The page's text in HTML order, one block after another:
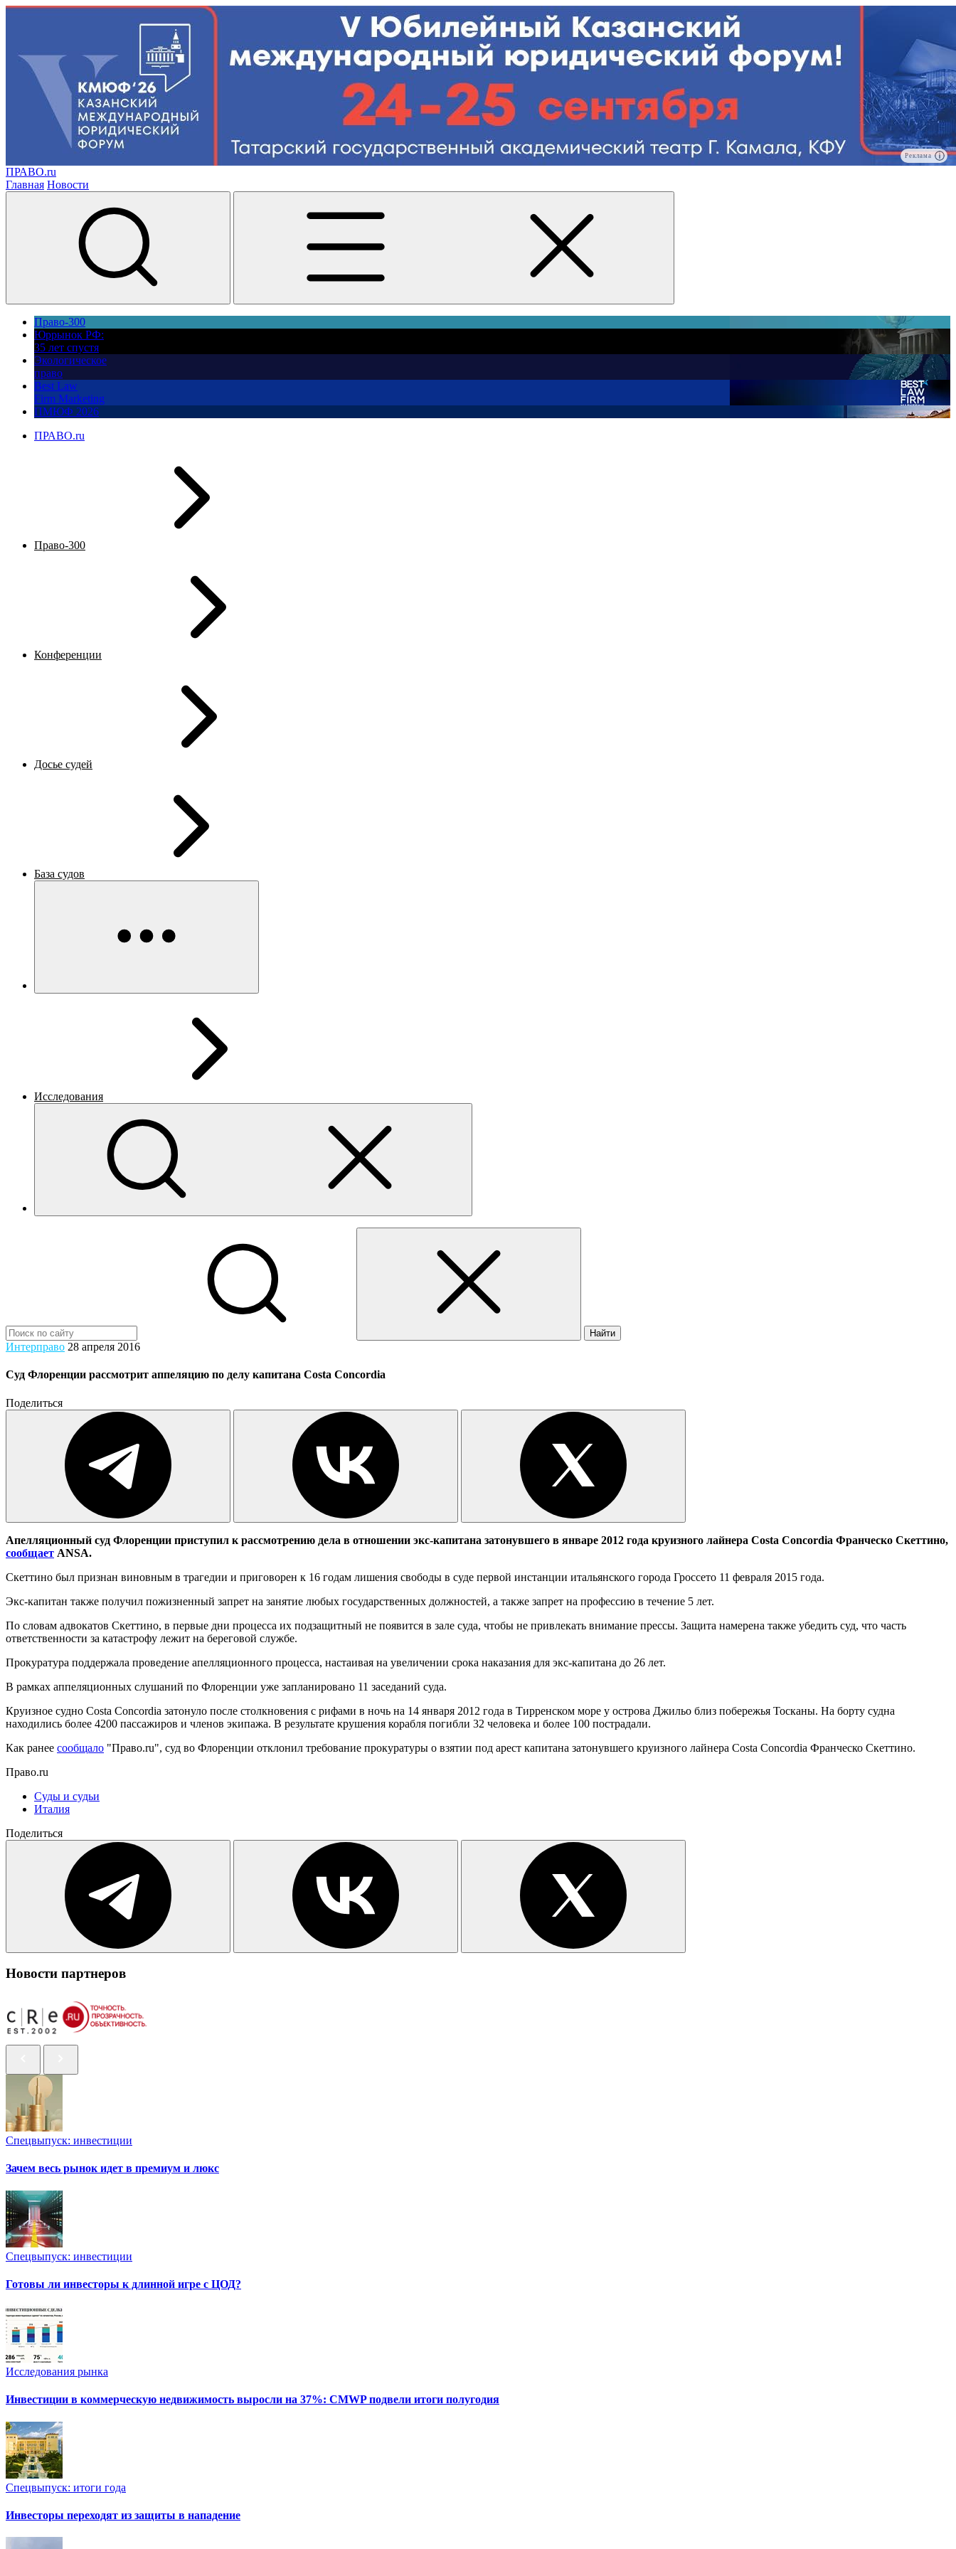
Реклама
ПРАВО.ru
Главная Новости
Право-300
Юррынок РФ:
35 лет спустя
Экологическое
право
Best Law
Firm Marketing
ПМЮФ 2026
ПРАВО.ru
Право-300
Конференции
Досье судей
База судов
Исследования
Найти
Интерправо 28 апреля 2016
Суд Флоренции рассмотрит аппеляцию по делу капитана Costa Concordia
Поделиться
Апелляционный суд Флоренции приступил к рассмотрению дела в отношении экс-капитана затонувшего в январе 2012 года круизного лайнера Costa Concordia Франческо Скеттино,
сообщает ANSA.
Скеттино был признан виновным в трагедии и приговорен к 16 годам лишения свободы в суде первой инстанции итальянского города Гроссето 11 февраля 2015 года.
Экс-капитан также получил пожизненный запрет на занятие любых государственных должностей, а также запрет на профессию в течение 5 лет.
По словам адвокатов Скеттино, в первые дни процесса их подзащитный не появится в зале суда, чтобы не привлекать внимание прессы. Защита намерена также убедить суд, что часть
ответственности за катастрофу лежит на береговой службе.
Прокуратура поддержала проведение апелляционного процесса, настаивая на увеличении срока наказания для экс-капитана до 26 лет.
В рамках аппеляционных слушаний по Флоренции уже запланировано 11 заседаний суда.
Круизное судно Costa Concordia затонуло после столкновения с рифами в ночь на 14 января 2012 года в Тирренском море у острова Джильо близ побережья Тосканы. На борту судна
находились более 4200 пассажиров и членов экипажа. В результате крушения корабля погибли 32 человека и более 100 пострадали.
Как ранее сообщало "Право.ru", суд во Флоренции отклонил требование прокуратуры о взятии под арест капитана затонувшего круизного лайнера Costa Concordia Франческо Скеттино.
Право.ru
Суды и судьи
Италия
Поделиться
Новости партнеров
Спецвыпуск: инвестиции
Зачем весь рынок идет в премиум и люкс
Спецвыпуск: инвестиции
Готовы ли инвесторы к длинной игре с ЦОД?
Исследования рынка
Инвестиции в коммерческую недвижимость выросли на 37%: CMWP подвели итоги полугодия
Спецвыпуск: итоги года
Инвесторы переходят из защиты в нападение